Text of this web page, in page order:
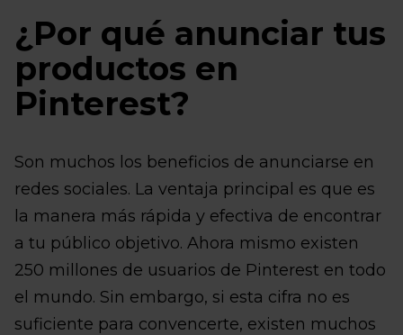
¿Por qué anunciar tus
productos en
Pinterest?
Son muchos los beneficios de anunciarse en
redes sociales. La ventaja principal es que es
la manera más rápida y efectiva de encontrar
a tu público objetivo. Ahora mismo existen
250 millones de usuarios de Pinterest en todo
el mundo. Sin embargo, si esta cifra no es
suficiente para convencerte, existen muchos